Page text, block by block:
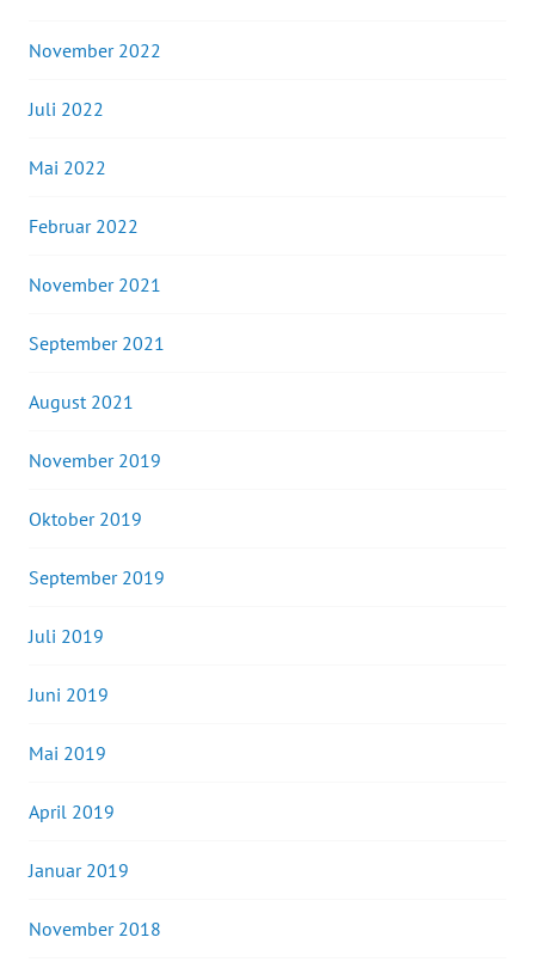
November 2022
Juli 2022
Mai 2022
Februar 2022
November 2021
September 2021
August 2021
November 2019
Oktober 2019
September 2019
Juli 2019
Juni 2019
Mai 2019
April 2019
Januar 2019
November 2018